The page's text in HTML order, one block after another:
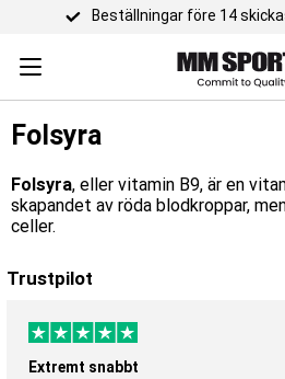
Beställningar före 14
Folsyra
Folsyra, eller vitamin B9, är en
skapandet av röda blodkroppar,
celler.
Trustpilot
Extremt snabbt